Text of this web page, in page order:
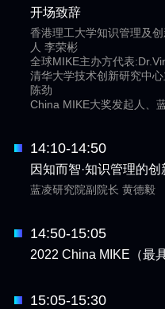
开场致辞
香港理工大学知识管理及
人 李荣彬
全球MIKE主办方代表
清华大学技术创新研究中
陈劲
China MIKE大奖发起人、
14:10-14:50
因知而智·知识管理的创
蓝凌研究院副院长 黄德毅
14:50-15:05
2022 China MIKE（最
15:05-15:30